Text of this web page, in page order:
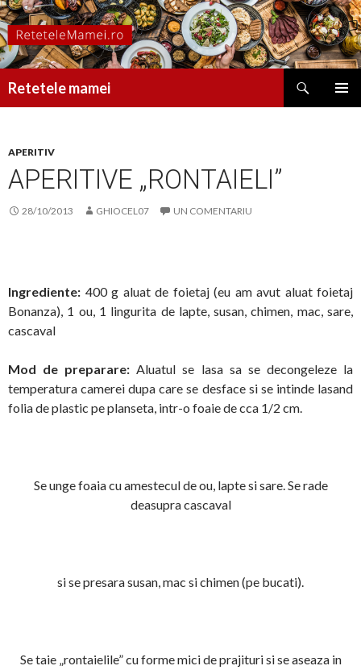
Retetele mamei
APERITIV
APERITIVE „RONTAIELI”
28/10/2013 GHIOCEL07 UN COMENTARIU
Ingrediente: 400 g aluat de foietaj (eu am avut aluat foietaj
Bonanza), 1 ou, 1 lingurita de lapte, susan, chimen, mac, sare,
cascaval
Mod de preparare:Aluatul se lasa sa se decongeleze la
temperatura camerei dupa care se desface si se intinde lasand
folia de plastic pe planseta, intr-o foaie de cca 1/2 cm.
Se unge foaia cu amestecul de ou, lapte si sare. Se rade
deasupra cascaval
si se presara susan, mac si chimen (pe bucati).
Se taie „rontaielile” cu forme mici de prajituri si se aseaza in